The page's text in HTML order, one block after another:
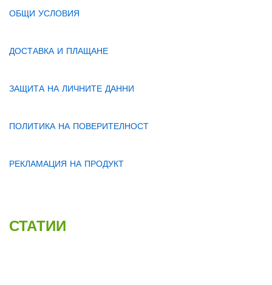
ОБЩИ УСЛОВИЯ
ДОСТАВКА И ПЛАЩАНЕ
ЗАЩИТА НА ЛИЧНИТЕ ДАННИ
ПОЛИТИКА НА ПОВЕРИТЕЛНОСТ
РЕКЛАМАЦИЯ НА ПРОДУКТ
СТАТИИ